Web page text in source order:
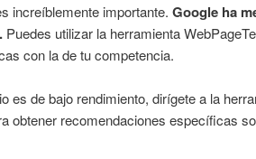
increíblemente importante. Google ha
Puedes utilizar la herramienta
con la de tu competencia.
es de bajo rendimiento, dirígete a la
obtener recomendaciones específicas